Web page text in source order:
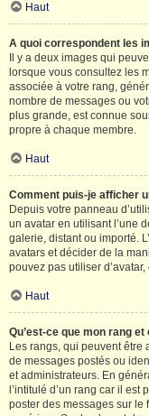
Haut
A quoi correspondent les
Il y a deux images qui
lorsque vous consultez les
associée à votre rang,
nombre de messages ou
plus grande, est connue
propre à chaque membre.
Haut
Comment puis-je afficher
Depuis votre panneau
un avatar en utilisant l’une
galerie, distant ou importé.
avatars et décider de la
pouvez pas utiliser
Haut
Qu’est-ce que mon rang
Les rangs, qui peuvent être
de messages postés ou
et administrateurs. En
l’intitulé d’un rang car il est
poster des messages sur le